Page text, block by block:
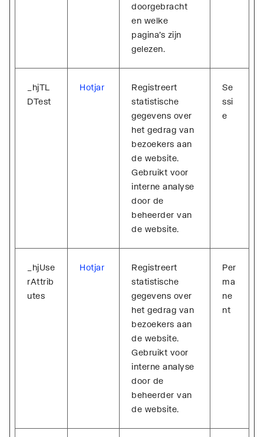
doorgebracht
en welke
pagina's zijn
gelezen.
_hjTL
DTest
Hotjar
Registreert
statistische
gegevens over
het gedrag van
bezoekers aan
de website.
Gebruikt voor
interne analyse
door de
beheerder van
de website.
Se
ssi
e
_hjUse
rAttrib
utes
Hotjar
Registreert
statistische
gegevens over
het gedrag van
bezoekers aan
de website.
Gebruikt voor
interne analyse
door de
beheerder van
de website.
Per
ma
ne
nt